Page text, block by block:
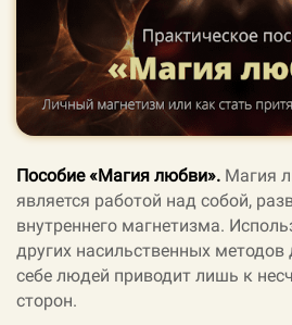
Пособие «Магия любви». Магия
является работой над собой,
внутреннего магнетизма.
других насильственных методов
себе людей приводит лишь к
сторон.